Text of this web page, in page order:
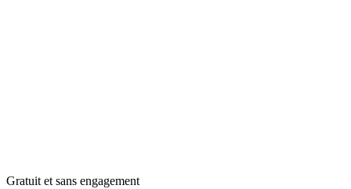
Gratuit et sans engagement